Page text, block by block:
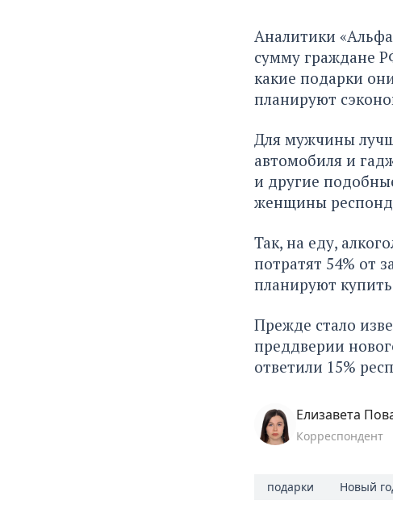
Аналитики
сумму граждане
какие подарки
планируют
Для мужчины
автомобиля и
и другие
женщины
Так, на еду,
потратят 54% от
планируют
Прежде стало
преддверии
ответили 15%
Елизавета
Корреспондент
подарки Новый